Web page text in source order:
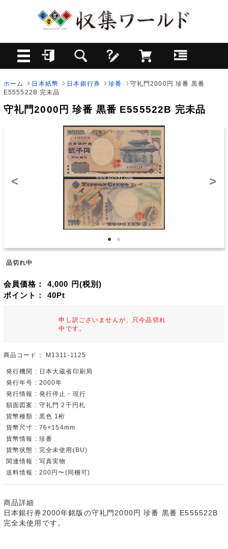
ホーム 日本紙幣 日本銀行券 珍番
守礼門2000円 珍番 黒番
E555522B 完未品
守礼門2000円 珍番 黒番 E555522B 完未品
< >
品切れ中
会員価格： 4,000 円(税別)
ポイント： 40Pt
申し訳ございませんが、只今品切れ
中です。
商品コード： M1311-1125
発行機関 : 日本大蔵省印刷局
発行年号 : 2000年
発行情報 : 発行停止・現行
額面図案 : 守礼門 2千円札
貨幣種類 : 黒色 1桁
貨幣尺寸 : 76×154mm
貨幣情報 : 珍番
貨幣状態 : 完全未使用(BU)
関連情報 : 写真実物
送料情報 : 200円〜(同梱可)
商品詳細
日本銀行券2000年銘版の守礼門2000円 珍番 黒番 E555522B
完全未使用です。